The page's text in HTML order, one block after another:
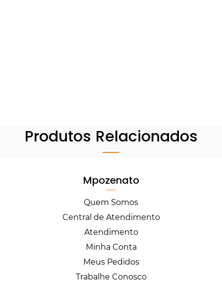
Produtos Relacionados
Mpozenato
Quem Somos
Central de Atendimento
Atendimento
Minha Conta
Meus Pedidos
Trabalhe Conosco